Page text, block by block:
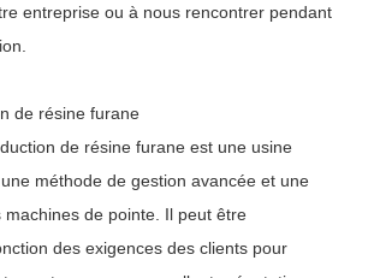
entreprise ou à nous rencontrer pendant
de résine furane
de résine furane est une usine
méthode de gestion avancée et une
machines de pointe. Il peut être
des exigences des clients pour